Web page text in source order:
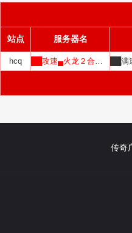
站点 服务器名
hcq ██攻速▄火龙２合１██
传奇